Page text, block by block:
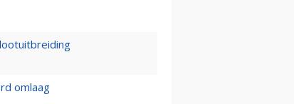
omlaag